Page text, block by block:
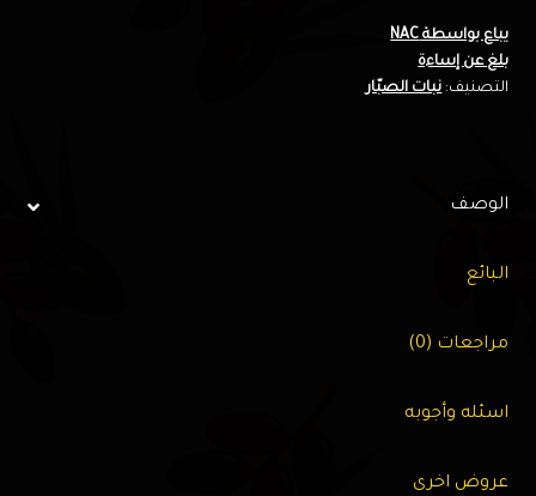
3823
-
G.P
يباع بواسطة NAC
بلغ عن إساءة
التصنيف:نبات الصبّار
الوصف
البائع
مراجعات (0)
اسئله وأجوبه
عروض اخرى